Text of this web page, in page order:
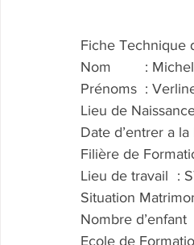
Fiche Technique
Nom	: Michel
Prénoms	:
Lieu